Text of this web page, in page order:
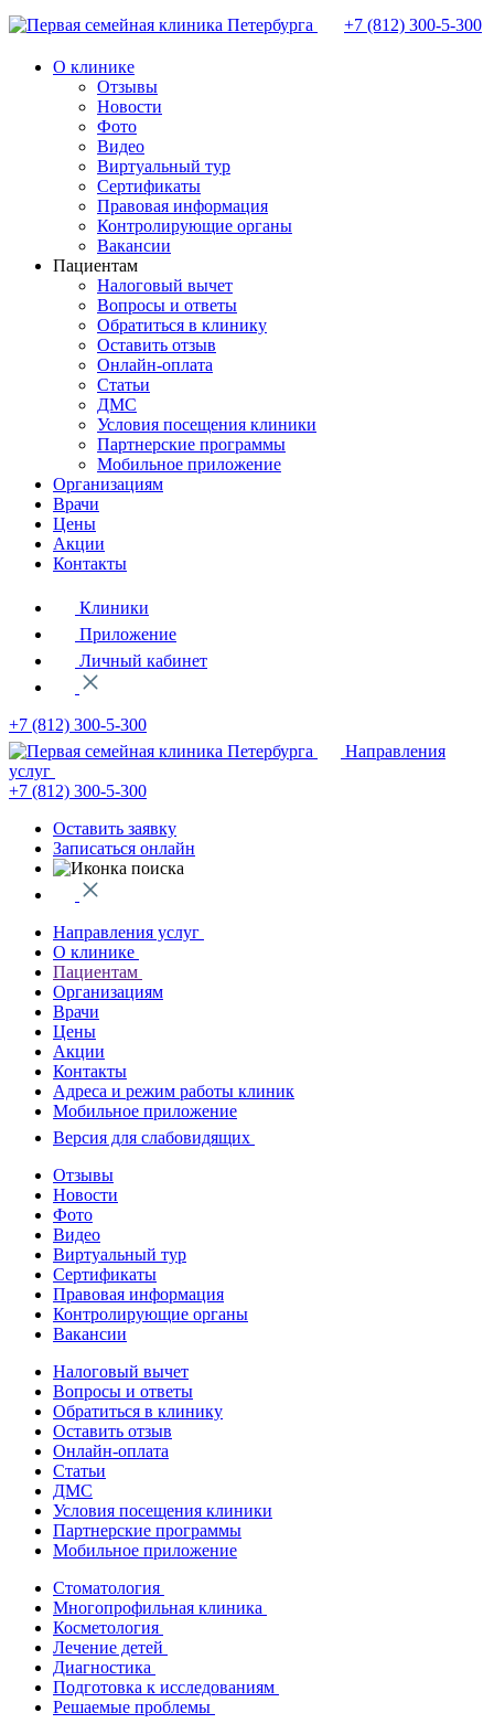
+7 (812) 300-5-300
О клинике
Отзывы
Новости
Фото
Видео
Виртуальный тур
Сертификаты
Правовая информация
Контролирующие органы
Вакансии
Пациентам
Налоговый вычет
Вопросы и ответы
Обратиться в клинику
Оставить отзыв
Онлайн-оплата
Статьи
ДМС
Условия посещения клиники
Партнерские программы
Мобильное приложение
Организациям
Врачи
Цены
Акции
Контакты
Клиники
Приложение
Личный кабинет
+7 (812) 300-5-300
Направления
услуг
+7 (812) 300-5-300
Оставить заявку
Записаться онлайн
Направления услуг
О клинике
Пациентам
Организациям
Врачи
Цены
Акции
Контакты
Адреса и режим работы клиник
Мобильное приложение
Версия для слабовидящих
Отзывы
Новости
Фото
Видео
Виртуальный тур
Сертификаты
Правовая информация
Контролирующие органы
Вакансии
Налоговый вычет
Вопросы и ответы
Обратиться в клинику
Оставить отзыв
Онлайн-оплата
Статьи
ДМС
Условия посещения клиники
Партнерские программы
Мобильное приложение
Стоматология
Многопрофильная клиника
Косметология
Лечение детей
Диагностика
Подготовка к исследованиям
Решаемые проблемы